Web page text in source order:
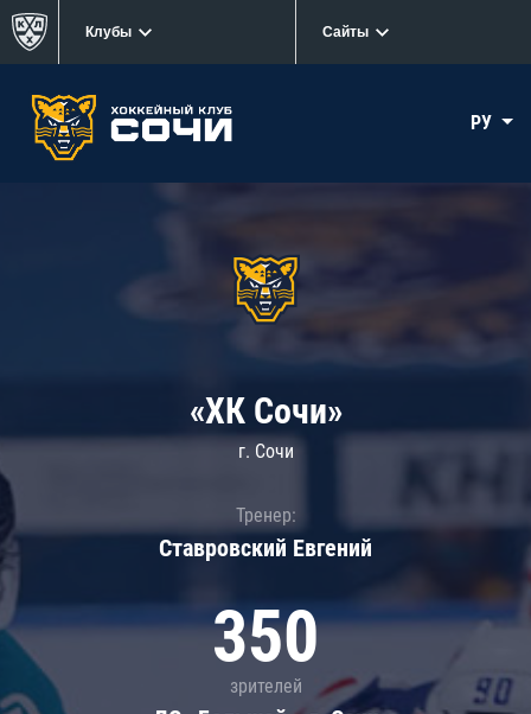
Клубы Сайты
РУ
«ХК Сочи»
г. Сочи
Тренер:
Ставровский Евгений
350
зрителей